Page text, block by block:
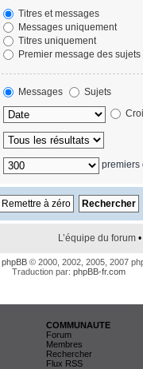
Titres et messages
Messages uniquement
Titres uniquement
Premier message des
Messages
Sujets
premiers
L’équipe du forum •
phpBB © 2000, 2002, 2005, 2007
Traduction par: phpBB-fr.com
COMMUNAUTE
Forum
Membres
Rechercher
Flux RSS